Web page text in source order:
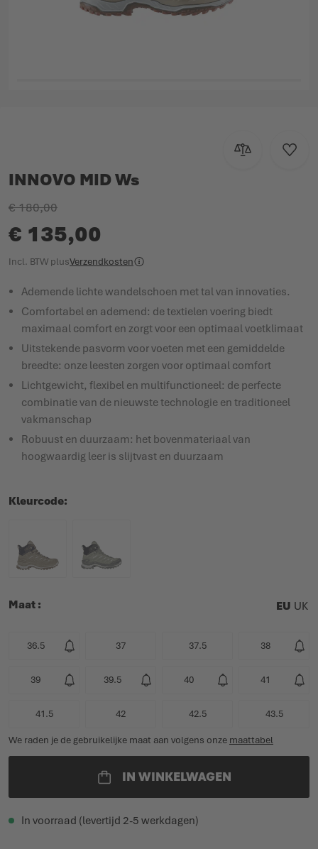
Toevoegen om
Voeg
INNOVO MID Ws
€ 135,00
€ 180,00
Incl. BTW plusVerzendkosten
Ademende lichte wandelschoen met tal van innovaties.
Comfortabel en ademend: de textielen voering biedt
maximaal comfort en zorgt voor een optimaal voetklimaat
Uitstekende pasvorm voor voeten met een gemiddelde
breedte: onze leesten zorgen voor optimaal comfort
Lichtgewicht, flexibel en multifunctioneel: de perfecte
combinatie van de nieuwste technologie en traditioneel
vakmanschap
Robuust en duurzaam: het bovenmateriaal van
hoogwaardig leer is slijtvast en duurzaam
Kleurcode
Maat EU UK
36.5 37 37.5 38
39 39.5 40 41
41.5 42 42.5 43.5
We raden je de gebruikelijke maat aan volgens onze maattabel
IN WINKELWAGEN
In voorraad (levertijd 2-5 werkdagen)